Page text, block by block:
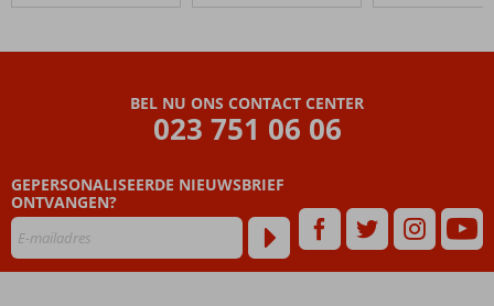
BEL NU ONS CONTACT CENTER
023 751 06 06
GEPERSONALISEERDE NIEUWSBRIEF
ONTVANGEN?